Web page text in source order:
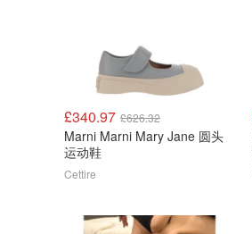
£340.97 £626.32
Marni Marni Mary Jane 圆头
运动鞋
Cettire